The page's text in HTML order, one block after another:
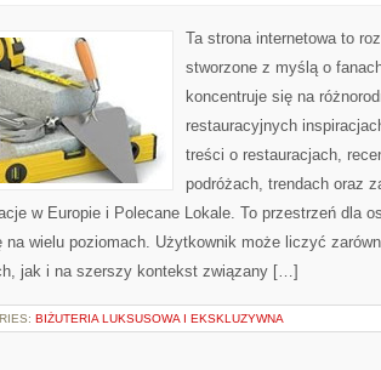
Ta strona internetowa to
stworzone z myślą o
koncentruje się na
restauracyjnych
treści o restauracjach,
podróżach, trendach oraz
w Europie i Polecane Lokale. To przestrzeń dla
na wielu poziomach. Użytkownik może liczyć
jak i na szerszy kontekst związany […]
BIŻUTERIA LUKSUSOWA I EKSKLUZYWNA